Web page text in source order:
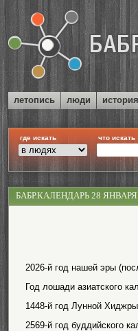
летопись люди история
где искать что искать
БАБР.КАЛЕНДАРЬ 28
2026-й год нашей эры
Год лошади азиатского
1448-й год Лунной
2569-й год буддийского